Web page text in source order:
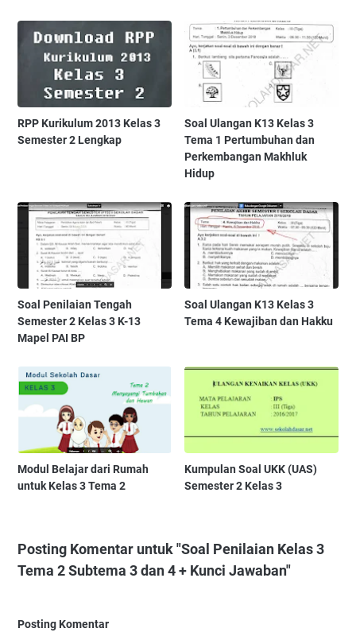
RPP Kurikulum 2013 Kelas 3
Semester 2 Lengkap
Soal Ulangan K13 Kelas 3
Tema 1 Pertumbuhan dan
Perkembangan Makhluk
Hidup
Soal Penilaian Tengah
Semester 2 Kelas 3 K-13
Mapel PAI BP
Soal Ulangan K13 Kelas 3
Tema 4 Kewajiban dan Hakku
Modul Belajar dari Rumah
untuk Kelas 3 Tema 2
Kumpulan Soal UKK (UAS)
Semester 2 Kelas 3
Posting Komentar untuk "Soal Penilaian Kelas 3
Tema 2 Subtema 3 dan 4 + Kunci Jawaban"
Posting Komentar